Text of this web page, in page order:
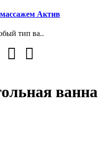
Актив
тип ва..
ванна